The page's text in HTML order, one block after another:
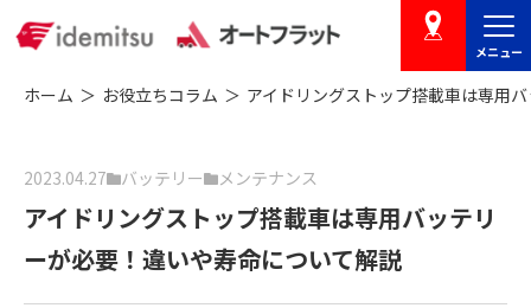
店舗を探す
メニュー
ホーム お役立ちコラム アイドリングストップ搭載車は専用
2023.04.27 バッテリー メンテナンス
アイドリングストップ搭載車は専用バッテリ
ーが必要！違いや寿命について解説